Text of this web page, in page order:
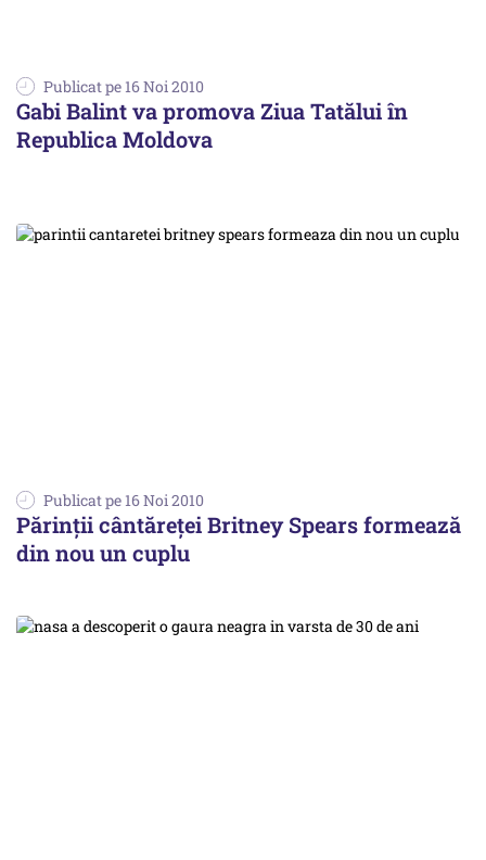
Publicat pe 16 Noi 2010
Gabi Balint va promova Ziua Tatălui în
Republica Moldova
Publicat pe 16 Noi 2010
Părinţii cântăreţei Britney Spears formează
din nou un cuplu